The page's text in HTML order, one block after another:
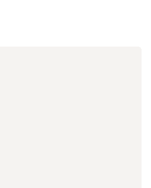
is available throughout.